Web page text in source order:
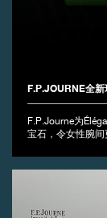
F.P.JOURNE全
F.P.Journe为
宝石，令女性腕间